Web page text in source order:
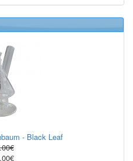
- Black Leaf